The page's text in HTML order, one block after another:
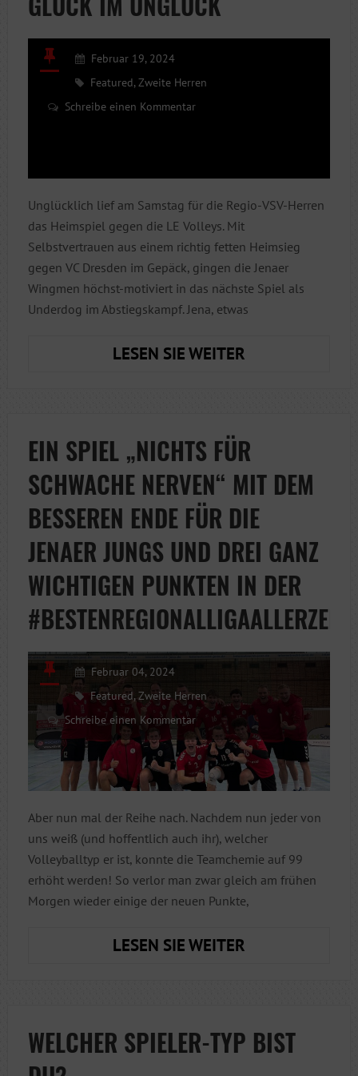
Februar 19, 2024
Featured,Zweite Herren
Schreibe einen Kommentar
Unglücklich lief am Samstag für die Regio-VSV-Herren
das Heimspiel gegen die LE Volleys. Mit
Selbstvertrauen aus einem richtig fetten Heimsieg
gegen VC Dresden im Gepäck, gingen die Jenaer
Wingmen höchst-motiviert in das nächste Spiel als
Underdog im Abstiegskampf. Jena, etwas
LESEN SIE WEITERGLÜCK
EIN SPIEL „NICHTS FÜR
SCHWACHE NERVEN“ MIT DEM
BESSEREN ENDE FÜR DIE
JENAER JUNGS UND DREI GANZ
WICHTIGEN PUNKTEN IN DER
Februar 04, 2024
Featured,Zweite Herren
Schreibe einen Kommentar
Aber nun mal der Reihe nach. Nachdem nun jeder von
uns weiß (und hoffentlich auch ihr), welcher
Volleyballtyp er ist, konnte die Teamchemie auf 99
erhöht werden! So verlor man zwar gleich am frühen
Morgen wieder einige der neuen Punkte,
LESEN SIE WEITEREIN
SCHWACHE
NERVEN“
WELCHER SPIELER-TYP BIST